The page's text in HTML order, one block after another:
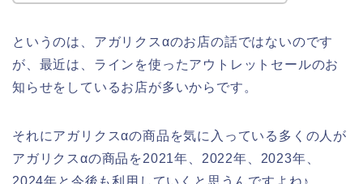
というのは、アガリクスαのお店の話ではないのです
が、最近は、ラインを使ったアウトレットセールのお
知らせをしているお店が多いからです。
それにアガリクスαの商品を気に入っている多くの人が
アガリクスαの商品を2021年、2022年、2023年、
2024年と今後も利用していくと思うんですよね♪